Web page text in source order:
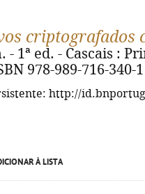
criptografados
- 1ª ed. - Cascais :
978-989-716-340-1
http://
À LISTA